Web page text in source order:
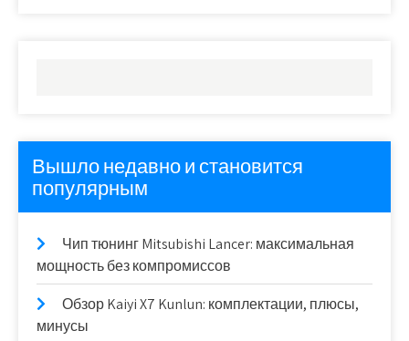
Вышло недавно и становится
популярным
Чип тюнинг Mitsubishi Lancer: максимальная
мощность без компромиссов
Обзор Kaiyi X7 Kunlun: комплектации, плюсы,
минусы